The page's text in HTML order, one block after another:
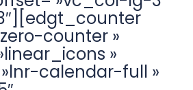
counter »
»
calendar-full »